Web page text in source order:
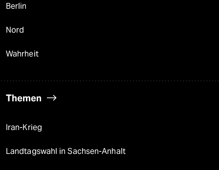
Berlin
Nord
Wahrheit
Themen
Iran-Krieg
Landtagswahl in Sachsen-Anhalt